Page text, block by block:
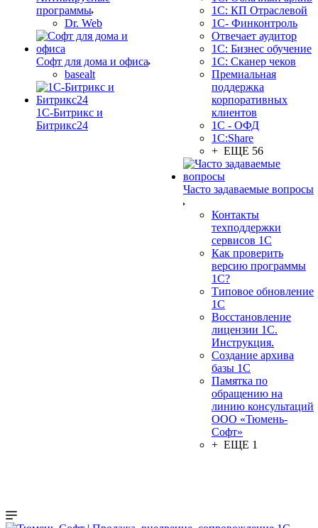
программы
Dr. Web
Софт для дома и офиса
basealt
1С-Битрикс и
Битрикс24
1С: КП Отраслевой
1С- Финконтроль
Отвечает аудитор
1С: Бизнес обучение
1С: Сканер чеков
Премиальная
поддержка
корпоративных
клиентов
1С - ОФД
1С:Share
+ ЕЩЕ 56
Часто задаваемые вопросы
Контакты
техподдержки
сервисов 1С
Как проверить
версию программы
1С?
Типовое обновление
1С
Восстановление
лицензии 1С.
Инструкция.
Создание архива
базы 1С
Памятка по
обращению на
линию консультаций
ООО «Тюмень-
Софт»
+ ЕЩЕ 1